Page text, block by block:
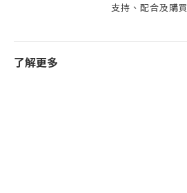
支持、配合及購買
了解更多